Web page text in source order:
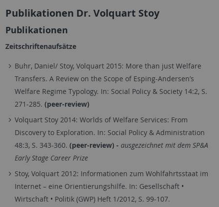
Publikationen Dr. Volquart Stoy
Publikationen
Zeitschriftenaufsätze
Buhr, Daniel/ Stoy, Volquart2015: More than just Welfare
Transfers. A Review on the Scope of Esping-Andersen’s
Welfare Regime Typology. In: Social Policy & Society 14:2, S.
271-285.(peer-review)
Volquart Stoy 2014: Worlds of Welfare Services: From
Discovery to Exploration. In: Social Policy & Administration
48:3, S. 343-360.(peer-review)-ausgezeichnet mit dem SP&A
Early Stage Career Prize
Stoy, Volquart 2012: Informationen zum Wohlfahrtsstaat im
Internet – eine Orientierungshilfe. In: Gesellschaft •
Wirtschaft • Politik (GWP) Heft 1/2012, S. 99-107.